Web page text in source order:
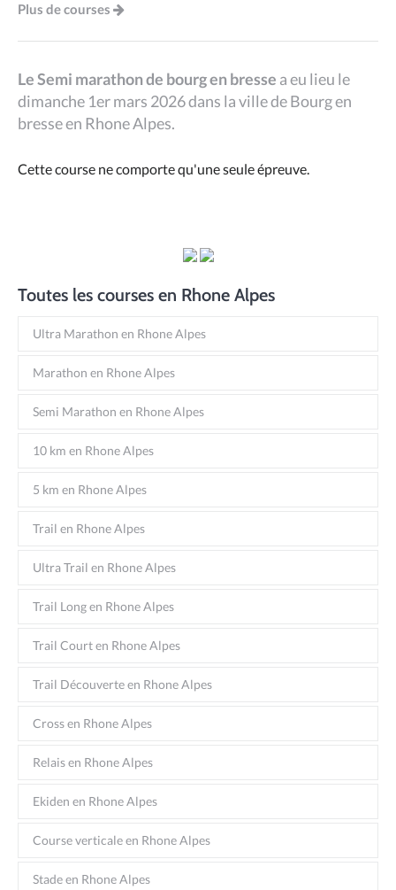
Plus de courses
Le Semi marathon de bourg en bresse a eu lieu le
dimanche 1er mars 2026 dans la ville de Bourg en
bresse en Rhone Alpes.
Cette course ne comporte qu'une seule épreuve.
Toutes les courses en Rhone Alpes
Ultra Marathon en Rhone Alpes
Marathon en Rhone Alpes
Semi Marathon en Rhone Alpes
10 km en Rhone Alpes
5 km en Rhone Alpes
Trail en Rhone Alpes
Ultra Trail en Rhone Alpes
Trail Long en Rhone Alpes
Trail Court en Rhone Alpes
Trail Découverte en Rhone Alpes
Cross en Rhone Alpes
Relais en Rhone Alpes
Ekiden en Rhone Alpes
Course verticale en Rhone Alpes
Stade en Rhone Alpes